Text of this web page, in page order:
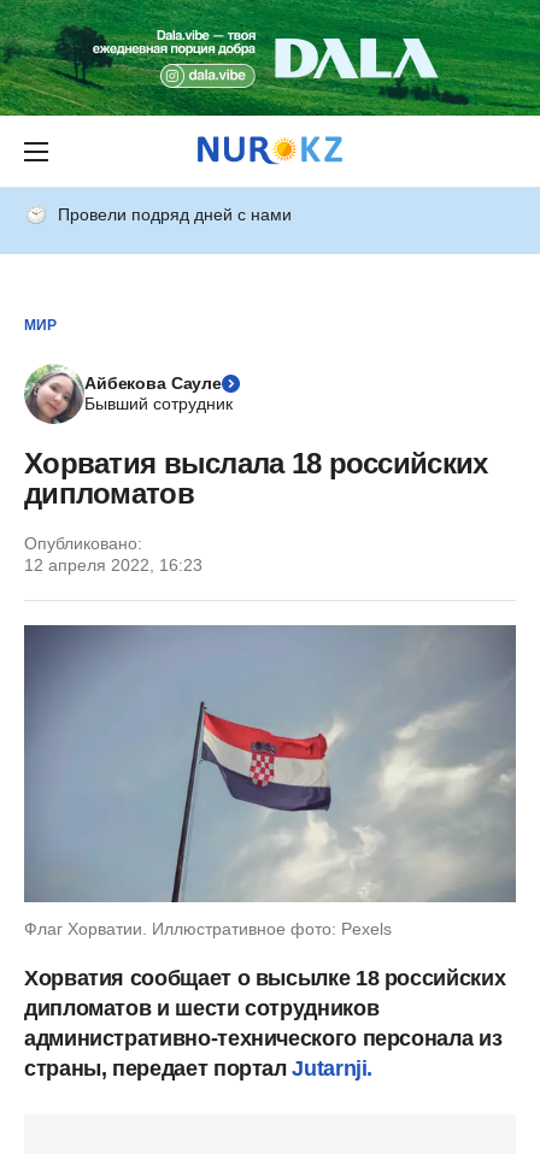
Провели подряд дней с нами
МИР
Айбекова Сауле
Бывший сотрудник
Хорватия выслала 18 российских
дипломатов
Опубликовано:
12 апреля 2022, 16:23
Флаг Хорватии. Иллюстративное фото: Pexels
Хорватия сообщает о высылке 18 российских
дипломатов и шести сотрудников
административно-технического персонала из
страны, передает порталJutarnji.